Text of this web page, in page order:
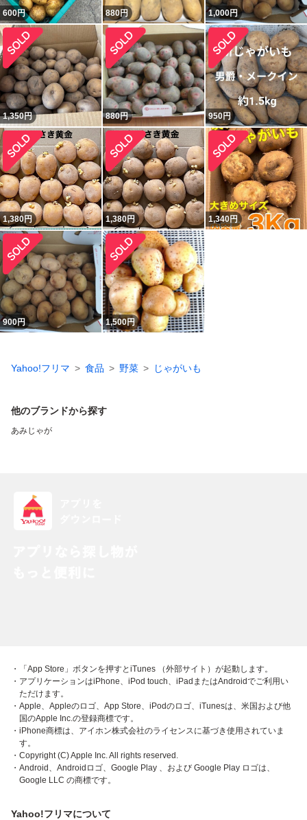
600円 880円 1,000円
1,350円 880円 950円
1,380円 1,380円 1,340円
900円 1,500円
Yahoo!フリマ 食品 野菜 じゃがいも
他のブランドから探す
あみじゃが
・「App Store」ボタンを押すとiTunes （外部サイト）が起動します。
・アプリケーションはiPhone、iPod touch、iPadまたはAndroidでご利用い
ただけます。
・Apple、Appleのロゴ、App Store、iPodのロゴ、iTunesは、米国および他
国のApple Inc.の登録商標です。
・iPhone商標は、アイホン株式会社のライセンスに基づき使用されていま
す。
・Copyright (C) Apple Inc. All rights reserved.
・Android、Androidロゴ、Google Play 、および Google Play ロゴは、
Google LLC の商標です。
Yahoo!フリマについて